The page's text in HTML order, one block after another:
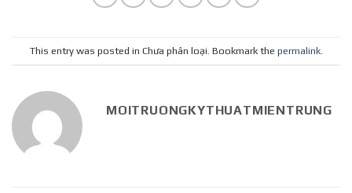
This entry was posted in Chưa phân loại. Bookmark the permalink.
MOITRUONGKYTHUATMIENTRUNG